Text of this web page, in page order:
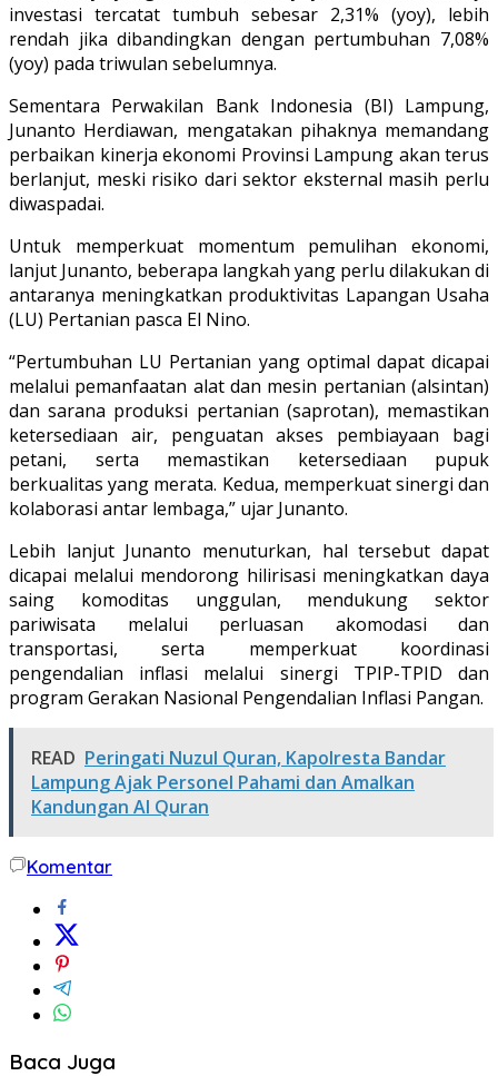
investasi tercatat tumbuh sebesar 2,31% (yoy), lebih
rendah jika dibandingkan dengan pertumbuhan 7,08%
(yoy) pada triwulan sebelumnya.
Sementara Perwakilan Bank Indonesia (BI) Lampung,
Junanto Herdiawan, mengatakan pihaknya memandang
perbaikan kinerja ekonomi Provinsi Lampung akan terus
berlanjut, meski risiko dari sektor eksternal masih perlu
diwaspadai.
Untuk memperkuat momentum pemulihan ekonomi,
lanjut Junanto, beberapa langkah yang perlu dilakukan di
antaranya meningkatkan produktivitas Lapangan Usaha
(LU) Pertanian pasca El Nino.
“Pertumbuhan LU Pertanian yang optimal dapat dicapai
melalui pemanfaatan alat dan mesin pertanian (alsintan)
dan sarana produksi pertanian (saprotan), memastikan
ketersediaan air, penguatan akses pembiayaan bagi
petani, serta memastikan ketersediaan pupuk
berkualitas yang merata. Kedua, memperkuat sinergi dan
kolaborasi antar lembaga,” ujar Junanto.
Lebih lanjut Junanto menuturkan, hal tersebut dapat
dicapai melalui mendorong hilirisasi meningkatkan daya
saing komoditas unggulan, mendukung sektor
pariwisata melalui perluasan akomodasi dan
transportasi, serta memperkuat koordinasi
pengendalian inflasi melalui sinergi TPIP-TPID dan
program Gerakan Nasional Pengendalian Inflasi Pangan.
READ Peringati Nuzul Quran, Kapolresta Bandar
Lampung Ajak Personel Pahami dan Amalkan
Kandungan Al Quran
Komentar
Baca Juga